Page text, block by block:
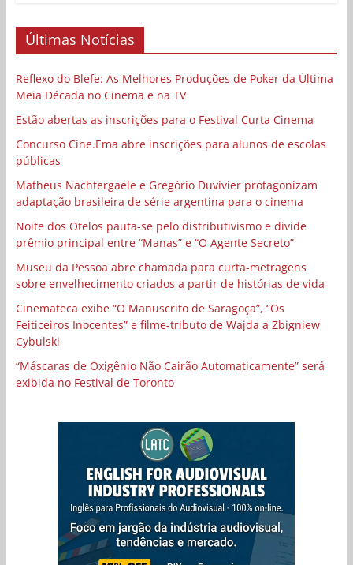
Últimas Notícias
Reflexo do Blefe: As Melhores Produções de Poker da Última
Meia Década no Cinema e na TV
Estão abertas as inscrições para o Festival Curta Cinema
Concurso Cine.Ema abre inscrições para alunos de escolas
públicas
Matheus Nachtergaele e Gregório Duvivier protagonizam
adaptação brasileira de série argentina para o cinema
Noite dos Otelos pauta-se pelo distributivismo e divide
prêmio principal entre “Manas” e “O Agente Secreto”
Museu da Pessoa abre chamada para curta-metragens
sobre envelhecimento criados a partir de histórias de vida
Cinemateca exibe “O Manuscrito de Saragoça”, “Os
Feiticeiros Inocentes” e filme-tributo de Wajda a Zbigniew
Cybulski
“Máscaras de Oxigênio Não Cairão Automaticamente” será
exibida no Festival de Toronto